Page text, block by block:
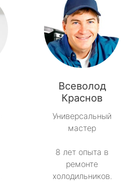
Всеволод
Краснов
Универсальный
мастер
8 лет опыта в
ремонте
холодильников.